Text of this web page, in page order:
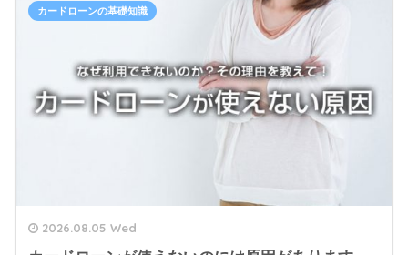
2026.08.05 Wed
カードローンの基礎知識